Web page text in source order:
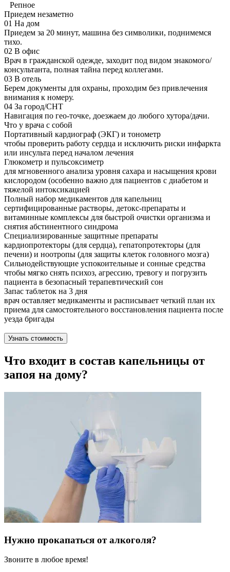
Репное
Приедем незаметно
01 На дом
Приедем за 20 минут, машина без символики, поднимемся
тихо.
02 В офис
Врач в гражданской одежде, заходит под видом знакомого/
консультанта, полная тайна перед коллегами.
03 В отель
Берем документы для охраны, проходим без привлечения
внимания к номеру.
04 За город/СНТ
Навигация по гео-точке, доезжаем до любого хутора/дачи.
Что у врача с собой
Портативный кардиограф (ЭКГ) и тонометр
чтобы проверить работу сердца и исключить риски инфаркта
или инсульта перед началом лечения
Глюкометр и пульсоксиметр
для мгновенного анализа уровня сахара и насыщения крови
кислородом (особенно важно для пациентов с диабетом и
тяжелой интоксикацией
Полный набор медикаментов для капельниц
сертифицированные растворы, детокс-препараты и
витаминные комплексы для быстрой очистки организма и
снятия абстинентного синдрома
Специализированные защитные препараты
кардиопротекторы (для сердца), гепатопротекторы (для
печени) и ноотропы (для защиты клеток головного мозга)
Сильнодействующие успокоительные и сонные средства
чтобы мягко снять психоз, агрессию, тревогу и погрузить
пациента в безопасный терапевтический сон
Запас таблеток на 3 дня
врач оставляет медикаменты и расписывает четкий план их
приема для самостоятельного восстановления пациента после
уезда бригады
Узнать стоимость
Что входит в состав капельницы от
запоя на дому?
Нужно прокапаться от алкоголя?
Звоните в любое время!